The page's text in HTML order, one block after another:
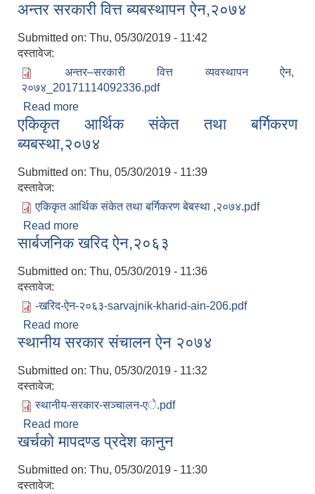
अन्तर सरकारी वित्त ब्यबस्थापन ऐन,२०७४
Submitted on: Thu, 05/30/2019 - 11:42
दस्तावेज:
अन्तर–सरकारी वित्त व्यवस्थापन ऐन,
२०७४_20171114092336.pdf
Read more
एकिकृत आर्थिक संकेत तथा बर्गिकरण
ब्यबस्था,२०७४
Submitted on: Thu, 05/30/2019 - 11:39
दस्तावेज:
एकिकृत आर्थिक संकेत तथा बर्गिकरण बेबस्था ,२०७४.pdf
Read more
ब्यबस्था,२०७४
सार्बजनिक खरिद ऐन,२०६३
Submitted on: Thu, 05/30/2019 - 11:36
दस्तावेज:
-खरिद-ऐन-२०६३-sarvajnik-kharid-ain-206.pdf
Read more
स्थानीय सरकार संचालन ऐन २०७४
Submitted on: Thu, 05/30/2019 - 11:32
दस्तावेज:
स्थानीय-सरकार-सञ्चालन-एे.pdf
Read more
खर्चको मापदण्ड प्रदेश कानुन
Submitted on: Thu, 05/30/2019 - 11:30
दस्तावेज: